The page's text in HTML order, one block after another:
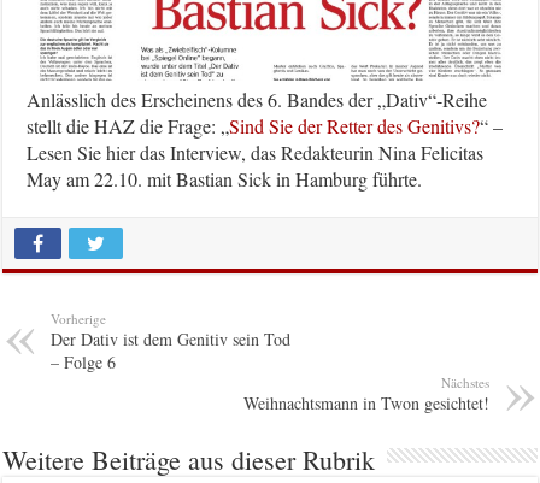
Anlässlich des Erscheinens des 6. Bandes der „Dativ“-Reihe
stellt die HAZ die Frage: „Sind Sie der Retter des Genitivs?“ –
Lesen Sie hier das Interview, das Redakteurin Nina Felicitas
May am 22.10. mit Bastian Sick in Hamburg führte.
Vorherige
Der Dativ ist dem Genitiv sein Tod
– Folge 6
Nächstes
Weihnachtsmann in Twon gesichtet!
Weitere Beiträge aus dieser Rubrik